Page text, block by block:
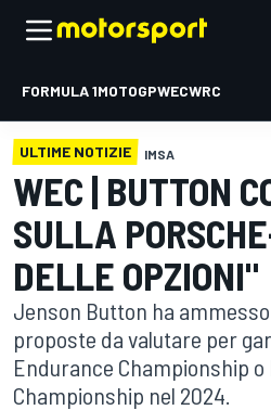
FORMULA 1MOTOGPWECWRC
ULTIME NOTIZIE IMSA
WEC | BUTTON
SULLA
DELLE OPZIONI"
Jenson Button ha
proposte da valutare per
Endurance Championship o
Championship nel 2024.